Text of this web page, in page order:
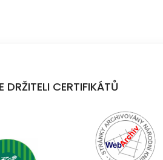
DRŽITELI CERTIFIKÁTŮ